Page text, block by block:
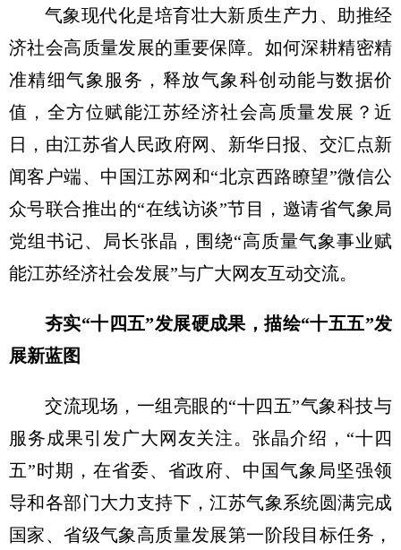
气象现代化是培育壮大新质生产力、助推经
济社会高质量发展的重要保障。如何深耕精密精
准精细气象服务，释放气象科创动能与数据价
值，全方位赋能江苏经济社会高质量发展？近
日，由江苏省人民政府网、新华日报、交汇点新
闻客户端、中国江苏网和“北京西路瞭望”微信公
众号联合推出的“在线访谈”节目，邀请省气象局
党组书记、局长张晶，围绕“高质量气象事业赋
能江苏经济社会发展”与广大网友互动交流。
夯实“十四五”发展硬成果，描绘“十五五”发
展新蓝图
交流现场，一组亮眼的“十四五”气象科技与
服务成果引发广大网友关注。张晶介绍，“十四
五”时期，在省委、省政府、中国气象局坚强领
导和各部门大力支持下，江苏气象系统圆满完成
国家、省级气象高质量发展第一阶段目标任务，